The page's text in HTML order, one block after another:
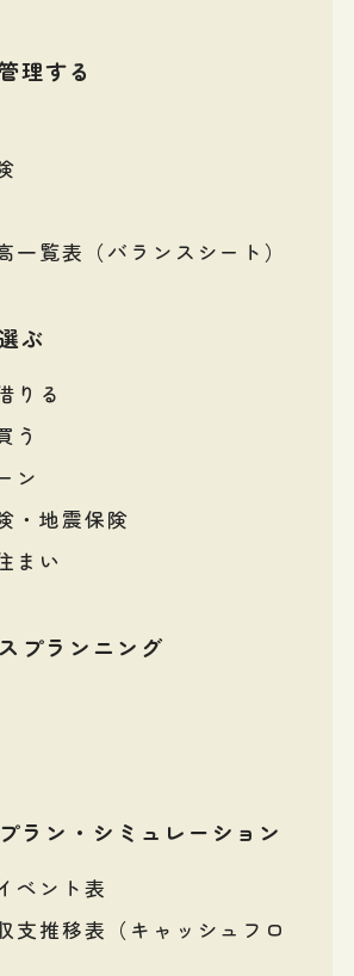
理する
一覧表（バランスシート）
ぶ
りる
う
ン
・地震保険
まい
プランニング
ラン・シミュレーション
ベント表
支推移表（キャッシュフロ